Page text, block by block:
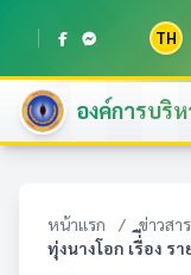
TH
องค์การบริ
หน้าแรก / ข่าวสาร
ทุ่งนางโอก เรื่ือง รา